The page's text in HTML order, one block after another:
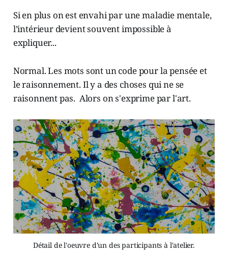
Si en plus on est envahi par une maladie mentale,
l’intérieur devient souvent impossible à
expliquer...
Normal. Les mots sont un code pour la pensée et
le raisonnement. Il y a des choses qui ne se
raisonnent pas. Alors on s'exprime par l'art.
Détail de l'oeuvre d'un des participants à l'atelier.